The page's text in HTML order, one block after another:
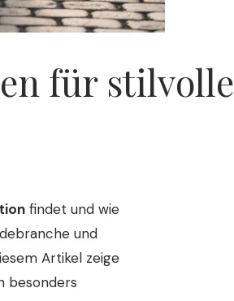
für stilvolle
findet und wie
und
Artikel zeige
besonders